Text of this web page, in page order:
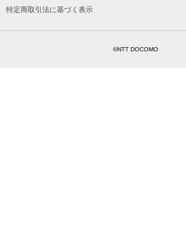
特定商取引法に基づく表示
©NTT DOCOMO